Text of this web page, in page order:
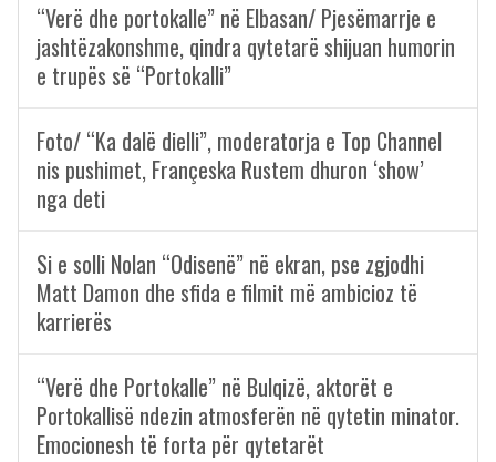
“Verë dhe portokalle” në Elbasan/ Pjesëmarrje e
jashtëzakonshme, qindra qytetarë shijuan humorin
e trupës së “Portokalli”
Foto/ “Ka dalë dielli”, moderatorja e Top Channel
nis pushimet, Françeska Rustem dhuron ‘show’
nga deti
Si e solli Nolan “Odisenë” në ekran, pse zgjodhi
Matt Damon dhe sfida e filmit më ambicioz të
karrierës
“Verë dhe Portokalle” në Bulqizë, aktorët e
Portokallisë ndezin atmosferën në qytetin minator.
Emocionesh të forta për qytetarët